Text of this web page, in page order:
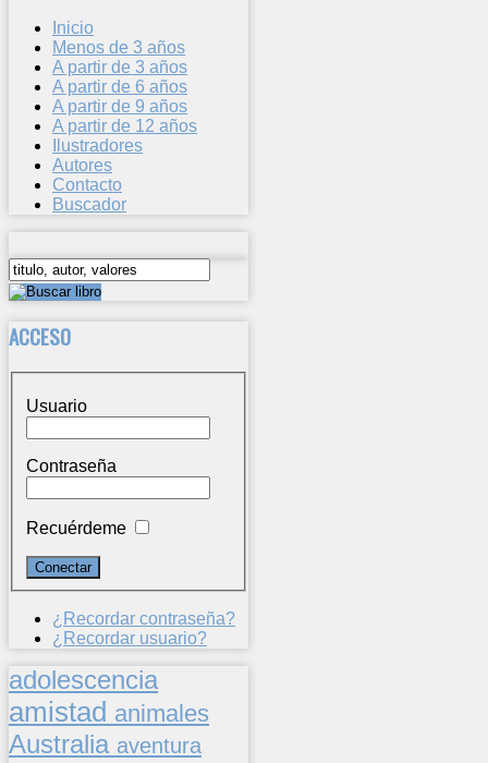
Inicio
Menos de 3 años
A partir de 3 años
A partir de 6 años
A partir de 9 años
A partir de 12 años
Ilustradores
Autores
Contacto
Buscador
ACCESO
Usuario
Contraseña
Recuérdeme
¿Recordar contraseña?
¿Recordar usuario?
adolescencia
amistad animales
Australia aventura